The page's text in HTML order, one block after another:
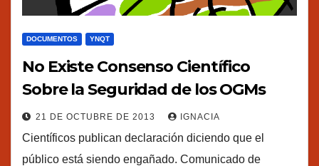
DOCUMENTOS YNQT
No Existe Consenso Científico
Sobre la Seguridad de los OGMs
21 DE OCTUBRE DE 2013 IGNACIA
Científicos publican declaración diciendo que el
público está siendo engañado. Comunicado de